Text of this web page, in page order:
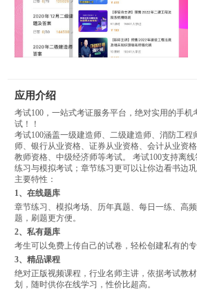
应用介绍
考试100，一站式考证服务平台，绝对实用的手
试！！
考试100涵盖一级建造师、二级建造师、消防工程
师、银行从业资格、证券从业资格、会计从业资
教师资格、中级经济师等考试。 考试100支持离
练习与模拟考试；章节练习更可以让你边看书边巩
主要特性：
1、在线题库
章节练习、模拟考场、历年真题、每日一练、高
题，刷题更方便。
2、私有题库
考生可以免费上传自己的试卷，轻松创建私有的专
3、精品课程
绝对正版视频课程，行业名师主讲，依据考试教
划，随时供你在线学习，性价比超高。